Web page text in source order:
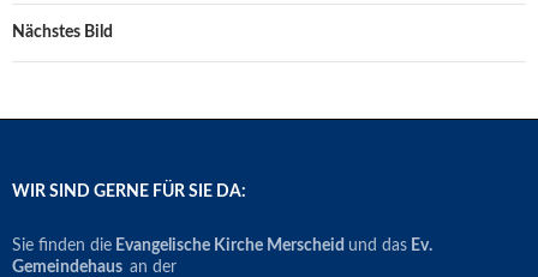
Nächstes Bild
WIR SIND GERNE FÜR SIE DA:
Sie finden die Evangelische Kirche Merscheid und das Ev.
Gemeindehaus an der